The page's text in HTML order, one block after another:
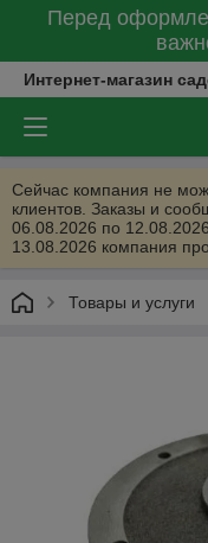
Перед
Интернет-магазин
Сейчас компания не
клиентов. Заказы и
06.08.2026 по
13.08.2026 компания
Товары и услуги